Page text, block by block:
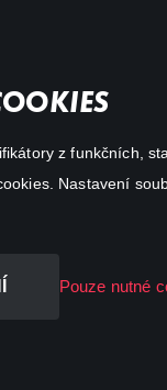
z funkčních,
Nastavení
Pouze nutné